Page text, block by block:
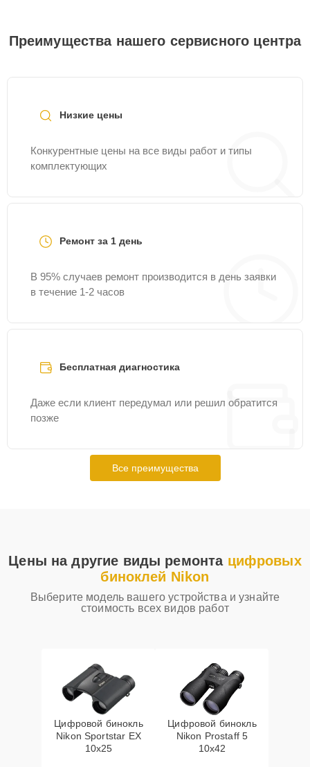
Преимущества нашего сервисного центра
Низкие цены
Конкурентные цены на все виды работ и типы
комплектующих
Ремонт за 1 день
В 95% случаев ремонт производится в день заявки
в течение 1-2 часов
Бесплатная диагностика
Даже если клиент передумал или решил обратится
позже
Все преимущества
Цены на другие виды ремонта цифровых
биноклей Nikon
Выберите модель вашего устройства и узнайте
стоимость всех видов работ
Цифровой бинокль
Nikon Sportstar EX
10x25
Цифровой бинокль
Nikon Prostaff 5
10x42